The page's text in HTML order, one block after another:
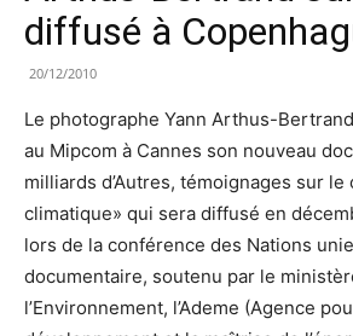
diffusé à
20/12/2010
Le photographe Yann Arthus-
au Mipcom à Cannes son nouveau
milliards d’Autres, témoignages sur le
climatique» qui sera diffusé en
lors de la conférence des Nations
documentaire, soutenu par le
l’Environnement, l’Ademe (Agence